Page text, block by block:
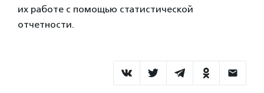
их работе с помощью статистической
отчетности.